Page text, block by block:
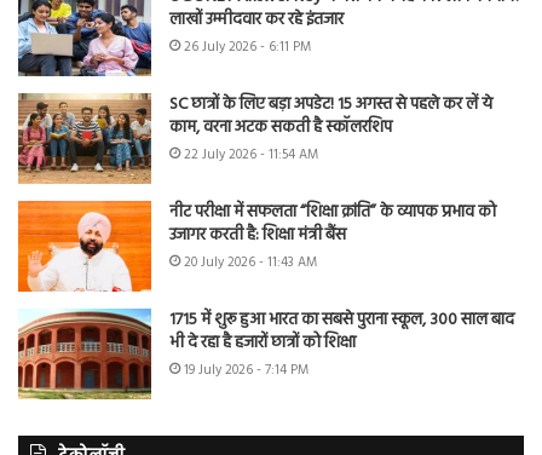
लाखों उम्मीदवार कर रहे इंतजार
26 July 2026 - 6:11 PM
SC छात्रों के लिए बड़ा अपडेट! 15 अगस्त से पहले कर लें ये
काम, वरना अटक सकती है स्कॉलरशिप
22 July 2026 - 11:54 AM
नीट परीक्षा में सफलता “शिक्षा क्रांति” के व्यापक प्रभाव को
उजागर करती है: शिक्षा मंत्री बैंस
20 July 2026 - 11:43 AM
1715 में शुरू हुआ भारत का सबसे पुराना स्कूल, 300 साल बाद
भी दे रहा है हजारों छात्रों को शिक्षा
19 July 2026 - 7:14 PM